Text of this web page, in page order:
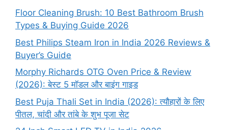
Floor Cleaning Brush: 10 Best Bathroom Brush
Types & Buying Guide 2026
Best Philips Steam Iron in India 2026 Reviews &
Buyer’s Guide
Morphy Richards OTG Oven Price & Review
(2026): बेस्ट 5 मॉडल और बाइंग गाइड
Best Puja Thali Set in India (2026): त्यौहारों के लिए
पीतल, चांदी और तांबे के शुभ पूजा सेट